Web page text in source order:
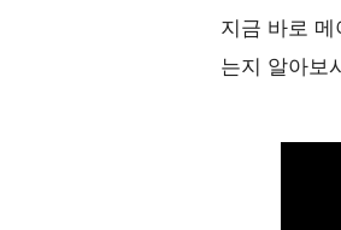
지금 바로
는지 알아보